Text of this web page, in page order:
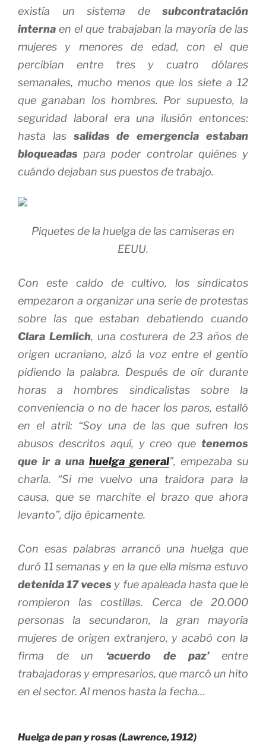
existía un sistema de subcontratación
interna en el que trabajaban la mayoría de las
mujeres y menores de edad, con el que
percibían entre tres y cuatro dólares
semanales, mucho menos que los siete a 12
que ganaban los hombres. Por supuesto, la
seguridad laboral era una ilusión entonces:
hasta lassalidas de emergencia estaban
bloqueadas para poder controlar quiénes y
cuándo dejaban sus puestos de trabajo.
Piquetes de la huelga de las camiseras en
EEUU.
Con este caldo de cultivo, los sindicatos
empezaron a organizar una serie de protestas
sobre las que estaban debatiendo cuando
Clara Lemlich, una costurera de 23 años de
origen ucraniano, alzó la voz entre el gentío
pidiendo la palabra. Después de oír durante
horas a hombres sindicalistas sobre la
conveniencia o no de hacer los paros, estalló
en el atril: “Soy una de las que sufren los
abusos descritos aquí, y creo que tenemos
que ir a una huelga general”, empezaba su
charla. “Si me vuelvo una traidora para la
causa, que se marchite el brazo que ahora
levanto”, dijo épicamente.
Con esas palabras arrancó una huelga que
duró 11 semanas y en la que ella misma estuvo
detenida 17 veces y fue apaleada hasta que le
rompieron las costillas. Cerca de 20.000
personas la secundaron, la gran mayoría
mujeres de origen extranjero, y acabó con la
firma de un ‘acuerdo de paz’entre
trabajadoras y empresarios, que marcó un hito
en el sector. Al menos hasta la fecha…
Huelga de pan y rosas (Lawrence, 1912)